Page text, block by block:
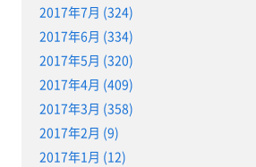
2017年7月 (324)
2017年6月 (334)
2017年5月 (320)
2017年4月 (409)
2017年3月 (358)
2017年2月 (9)
2017年1月 (12)